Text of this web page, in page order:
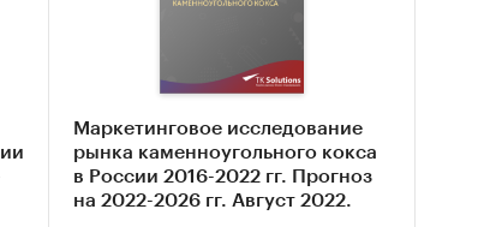
Маркетинговое исследование
рынка каменноугольного кокса
в России 2016-2022 гг. Прогноз
на 2022-2026 гг. Август 2022.